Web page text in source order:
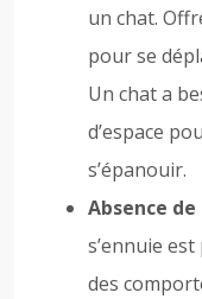
un chat.
pour se
Un chat a
d’espace
s’épanouir.
Absence
s’ennuie
des